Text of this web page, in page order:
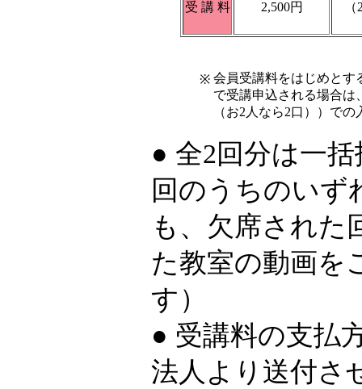
受 講 料 2,500円
※ 会員受講料をはじめとす
で受講申込される場合は
（お2人なら2口））で
● 全2回分は一
回のうちのいず
も、欠席された
た教室の動画を
す）
● 受講料の支払
法人より送付さ